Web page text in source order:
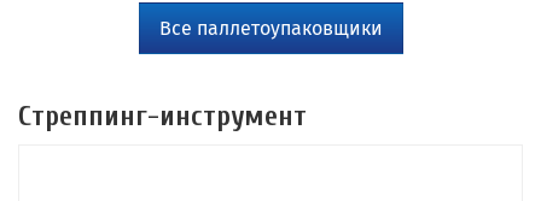
Все паллетоупаковщики
Стреппинг-инструмент